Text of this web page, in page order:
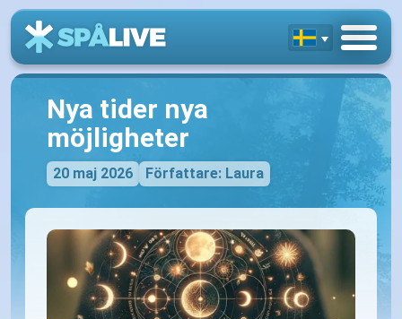
Nya tider nya
möjligheter
20 maj 2026 Författare: Laura